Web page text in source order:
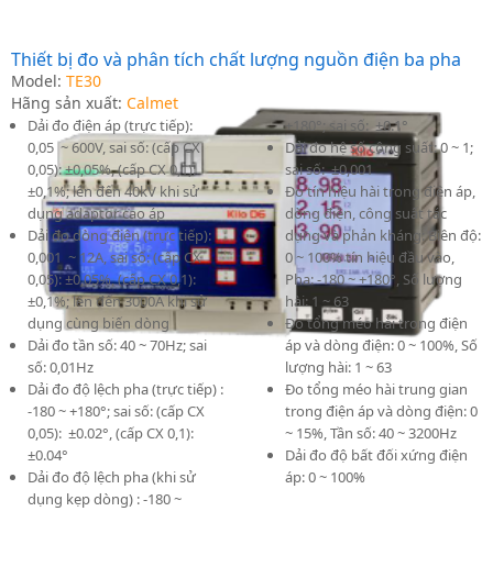
Thiết bị đo và phân tích chất lượng nguồn điện ba pha
Model: TE30
Hãng sản xuất: Calmet
Dải đo điện áp (trực tiếp):
0,05 ~ 600V, sai số: (cấp CX
0,05): ±0,05%, (cấp CX 0,1):
±0,1%; lên đến 40kV khi sử
dụng adaptor cao áp
Dải đo dòng điện (trực tiếp):
0,001 ~ 12A, sai số: (cấp CX
0,05): ±0,05%, (cấp CX 0,1):
±0,1%; lên đến 3000A khi sử
dụng cùng biến dòng
Dải đo tần số: 40 ~ 70Hz; sai
số: 0,01Hz
Dải đo độ lệch pha (trực tiếp) :
-180 ~ +180°; sai số: (cấp CX
0,05): ±0.02°, (cấp CX 0,1):
±0.04°
Dải đo độ lệch pha (khi sử
dụng kẹp dòng) : -180 ~
+180°; sai số: ±0.1°
Dải đo hệ số công suất: 0 ~ 1;
sai số: ±0,001
Đo tín hiệu hài trong điện áp,
dòng điện, công suất tác
dụng và phản kháng: Biên độ:
0 ~ 100% tín hiệu đầu vào,
Pha: -180 ~ +180°, Số lượng
hài: 1 ~ 63
Đo tổng méo hài trong điện
áp và dòng điện: 0 ~ 100%, Số
lượng hài: 1 ~ 63
Đo tổng méo hài trung gian
trong điện áp và dòng điện: 0
~ 15%, Tần số: 40 ~ 3200Hz
Dải đo độ bất đối xứng điện
áp: 0 ~ 100%